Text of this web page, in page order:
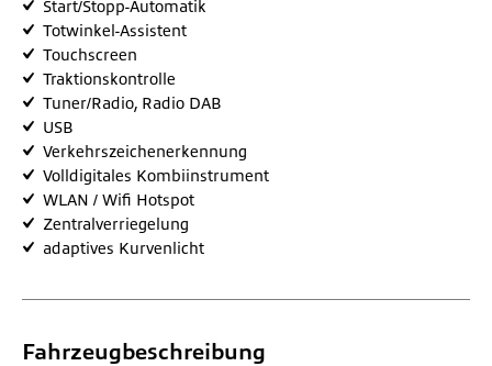
Start/Stopp-Automatik
Totwinkel-Assistent
Touchscreen
Traktionskontrolle
Tuner/Radio, Radio DAB
USB
Verkehrszeichenerkennung
Volldigitales Kombiinstrument
WLAN / Wifi Hotspot
Zentralverriegelung
adaptives Kurvenlicht
Fahrzeugbeschreibung